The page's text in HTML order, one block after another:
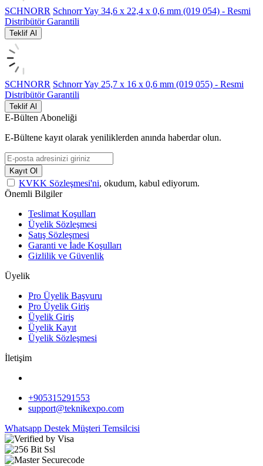
SCHNORR Schnorr Yay 34,6 x 22,4 x 0,6 mm (019 054) - Resmi
Distribütör Garantili
Teklif Al
SCHNORR Schnorr Yay 25,7 x 16 x 0,6 mm (019 055) - Resmi
Distribütör Garantili
Teklif Al
E-Bülten Aboneliği
E-Bültene kayıt olarak yeniliklerden anında haberdar olun.
Kayıt Ol
KVKK Sözleşmesi'ni, okudum, kabul ediyorum.
Önemli Bilgiler
Teslimat Koşulları
Üyelik Sözleşmesi
Satış Sözleşmesi
Garanti ve İade Koşulları
Gizlilik ve Güvenlik
Üyelik
Pro Üyelik Başvuru
Pro Üyelik Giriş
Üyelik Giriş
Üyelik Kayıt
Üyelik Sözleşmesi
İletişim
+905315291553
support@teknikexpo.com
Whatsapp Destek Müşteri Temsilcisi